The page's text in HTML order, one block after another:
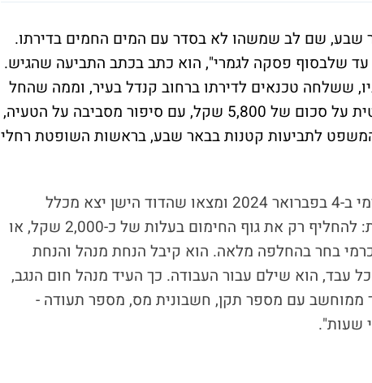
מבאר שבע, שם לב שמשהו לא בסדר עם המים החמים בדירתו.
שלבסוף פסקה לגמרי", הוא כתב בכתב התביעה שהגיש.
ששלחה טכנאים לדירתו ברחוב קנדל בעיר, וממה שהחל
כקריאת שירות שגרתית, נולדה תביעה משפטית על סכום של 5,800 שקל, עם סיפור מסביבה על הטעיה,
לתביעות קטנות בבאר שבע, בראשות השופטת רחלי
הטכנאים של חום הנגב הגיעו לדירתו של כרמי ב-4 בפברואר 2024 ומצאו שהדוד הישן יצא מכלל
שימוש לחלוטין. הם הציגו לו שתי אפשרויות: להחליף רק את גוף החימום בעלות של כ-2,000 שקל, או
הדוד כולו תמורת 3,000 שקל. כרמי בחר בהחלפה מלאה. הוא קיבל הנחת מנהל והנחת
עבד, הוא שילם עבור העבודה. כך העיד מנהל חום הנגב,
ממוחשב עם מספר תקן, חשבונית מס, מספר תעודה -